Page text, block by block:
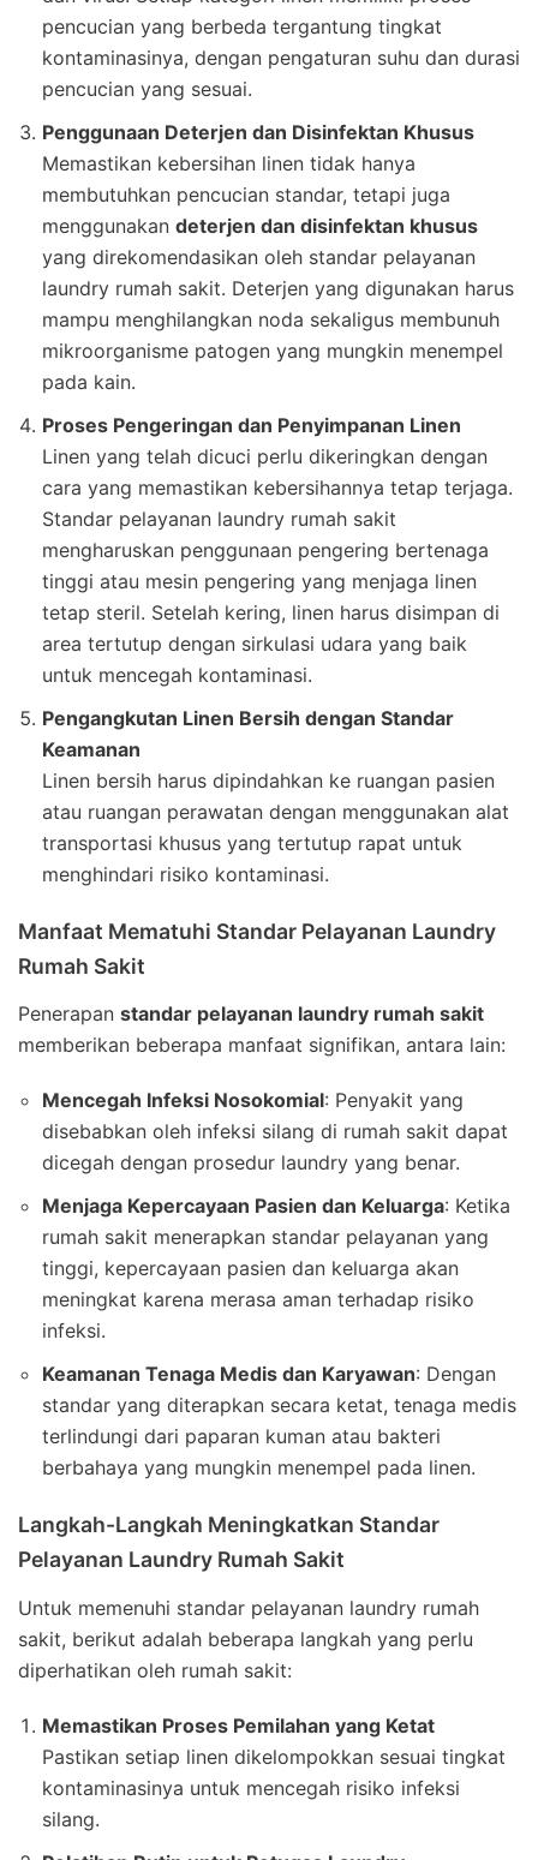
pencucian yang berbeda tergantung tingkat
kontaminasinya, dengan pengaturan suhu dan durasi
pencucian yang sesuai.
Penggunaan Deterjen dan Disinfektan Khusus
Memastikan kebersihan linen tidak hanya
membutuhkan pencucian standar, tetapi juga
menggunakan deterjen dan disinfektan khusus
yang direkomendasikan oleh standar pelayanan
laundry rumah sakit. Deterjen yang digunakan harus
mampu menghilangkan noda sekaligus membunuh
mikroorganisme patogen yang mungkin menempel
pada kain.
Proses Pengeringan dan Penyimpanan Linen
Linen yang telah dicuci perlu dikeringkan dengan
cara yang memastikan kebersihannya tetap terjaga.
Standar pelayanan laundry rumah sakit
mengharuskan penggunaan pengering bertenaga
tinggi atau mesin pengering yang menjaga linen
tetap steril. Setelah kering, linen harus disimpan di
area tertutup dengan sirkulasi udara yang baik
untuk mencegah kontaminasi.
Pengangkutan Linen Bersih dengan Standar
Keamanan
Linen bersih harus dipindahkan ke ruangan pasien
atau ruangan perawatan dengan menggunakan alat
transportasi khusus yang tertutup rapat untuk
menghindari risiko kontaminasi.
Manfaat Mematuhi Standar Pelayanan Laundry
Rumah Sakit
Penerapan standar pelayanan laundry rumah sakit
memberikan beberapa manfaat signifikan, antara lain:
Mencegah Infeksi Nosokomial: Penyakit yang
disebabkan oleh infeksi silang di rumah sakit dapat
dicegah dengan prosedur laundry yang benar.
Menjaga Kepercayaan Pasien dan Keluarga: Ketika
rumah sakit menerapkan standar pelayanan yang
tinggi, kepercayaan pasien dan keluarga akan
meningkat karena merasa aman terhadap risiko
infeksi.
Keamanan Tenaga Medis dan Karyawan: Dengan
standar yang diterapkan secara ketat, tenaga medis
terlindungi dari paparan kuman atau bakteri
berbahaya yang mungkin menempel pada linen.
Langkah-Langkah Meningkatkan Standar
Pelayanan Laundry Rumah Sakit
Untuk memenuhi standar pelayanan laundry rumah
sakit, berikut adalah beberapa langkah yang perlu
diperhatikan oleh rumah sakit:
Memastikan Proses Pemilahan yang Ketat
Pastikan setiap linen dikelompokkan sesuai tingkat
kontaminasinya untuk mencegah risiko infeksi
silang.